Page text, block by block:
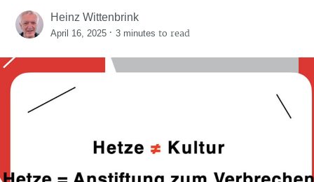
Heinz Wittenbrink
April 16, 2025 ·3 minutes to read